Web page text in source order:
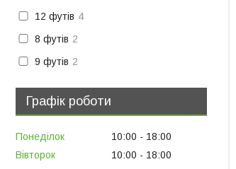
12 футів 4
8 футів 2
9 футів 2
Графік роботи
Понеділок 10:00
18:00
Вівторок
10:00
18:00